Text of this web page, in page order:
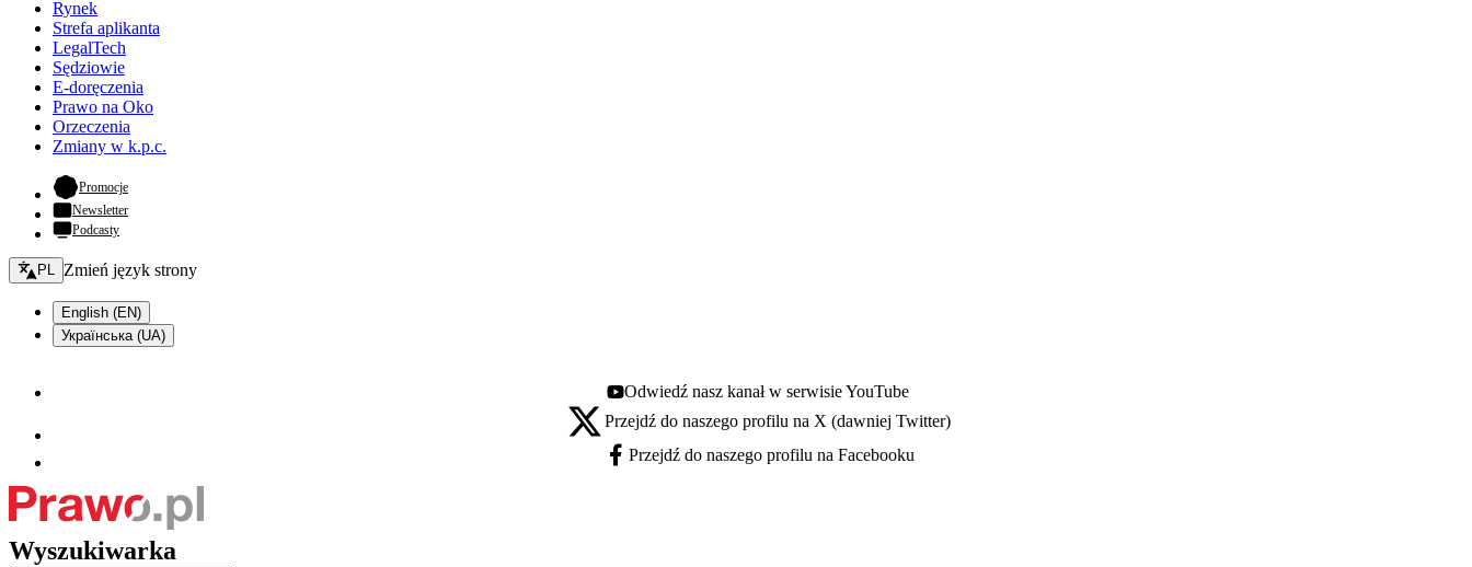
Rynek
Strefa aplikanta
LegalTech
Sędziowie
E-doręczenia
Prawo na Oko
Orzeczenia
Zmiany w k.p.c.
Promocje- otwiera się w nowej karcie
Newsletter
Podcasty
Zmień język - bieżący:
PL Zmień język strony
English (EN)
Українська (UA)
Youtube - otwiera się w nowej karcie
Odwiedź nasz kanał w serwisie YouTube
X - otwiera się w nowej karcie
Przejdź do naszego profilu na X (dawniej Twitter)
Facebook - otwiera się w nowej karcie
Przejdź do naszego profilu na Facebooku
Wyszukiwarka